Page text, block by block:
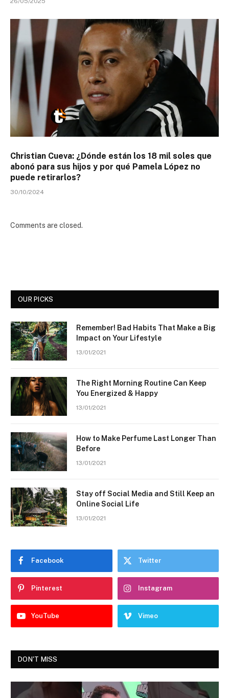
Christian Cueva: ¿Dónde están los 18 mil soles que
abonó para sus hijos y por qué Pamela López no
puede retirarlos?
30/10/2024
Comments are closed.
OUR PICKS
Remember! Bad Habits That Make a Big
Impact on Your Lifestyle
13/01/2021
The Right Morning Routine Can Keep
You Energized & Happy
13/01/2021
How to Make Perfume Last Longer Than
Before
13/01/2021
Stay off Social Media and Still Keep an
Online Social Life
13/01/2021
Facebook Twitter
Pinterest Instagram
YouTube Vimeo
DON'T MISS